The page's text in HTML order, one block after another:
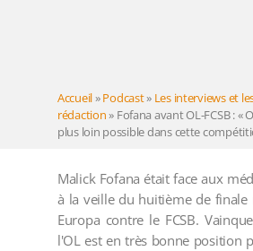
Accueil»Podcast» Les interviews et
rédaction» Fofana avant OL-FCSB : «
plus loin possible dans cette
Malick Fofana était face aux
à la veille du huitième de finale
Europa contre le FCSB.
l'OL est en très bonne position